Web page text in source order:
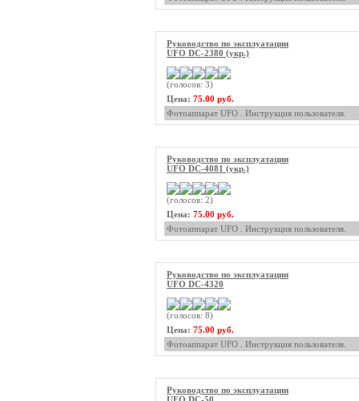
Руководство по эксплуатации
UFO DC-2380 (укр.)
(голосов: 3)
Цена: 75.00 руб.
Фотоаппарат UFO . Инструкция пользователя.
Руководство по эксплуатации
UFO DC-4081 (укр.)
(голосов: 2)
Цена: 75.00 руб.
Фотоаппарат UFO . Инструкция пользователя.
Руководство по эксплуатации
UFO DC-4320
(голосов: 8)
Цена: 75.00 руб.
Фотоаппарат UFO . Инструкция пользователя.
Руководство по эксплуатации